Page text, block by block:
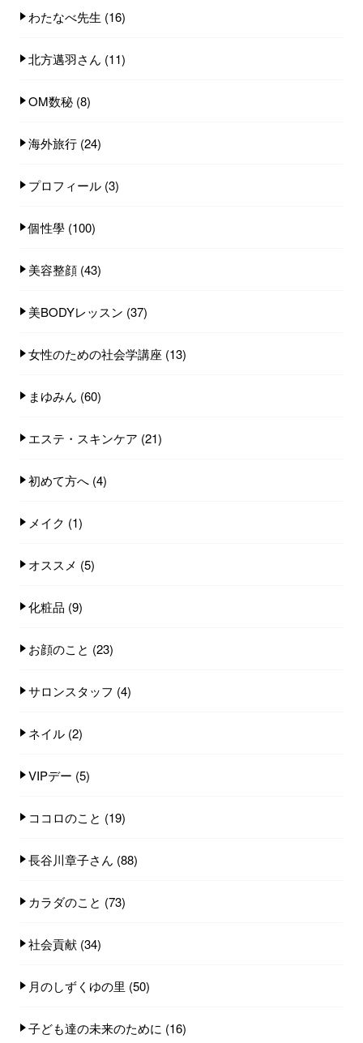
わたなべ先生 (16)
北方邁羽さん (11)
OM数秘 (8)
海外旅行 (24)
プロフィール (3)
個性學 (100)
美容整顔 (43)
美BODYレッスン (37)
女性のための社会学講座 (13)
まゆみん (60)
エステ・スキンケア (21)
初めて方へ (4)
メイク (1)
オススメ (5)
化粧品 (9)
お顔のこと (23)
サロンスタッフ (4)
ネイル (2)
VIPデー (5)
ココロのこと (19)
長谷川章子さん (88)
カラダのこと (73)
社会貢献 (34)
月のしずくゆの里 (50)
子ども達の未来のために (16)